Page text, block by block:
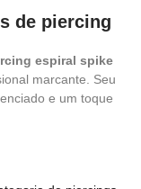
de piercing
espiral spike
marcante. Seu
e um toque